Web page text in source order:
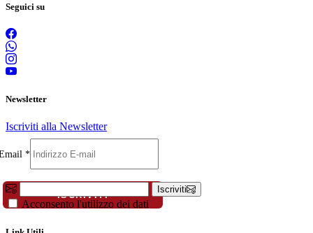
Seguici su
Newsletter
Iscriviti alla Newsletter
*
ISCRIVITI
Iscriviti
Acconsento l'utilizzo dei dati